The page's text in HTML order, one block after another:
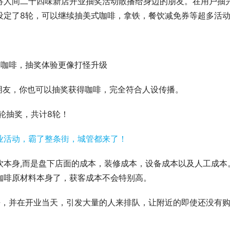
了8轮，可以继续抽美式咖啡，拿铁，餐饮减免券等超多活
啡，抽奖体验更像打怪升级
，你也可以抽奖获得咖啡，完全符合人设传播。
抽奖，共计8轮！
身,而是盘下店面的成本，装修成本，设备成本以及人工成
原材料本身了，获客成本不会特别高。
并在开业当天，引发大量的人来排队，让附近的即使还没有